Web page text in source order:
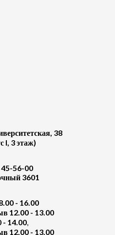
38
I, 3 этаж)
45-56-00
3601
- 16.00
12.00 - 13.00
- 14.00,
12.00 - 13.00